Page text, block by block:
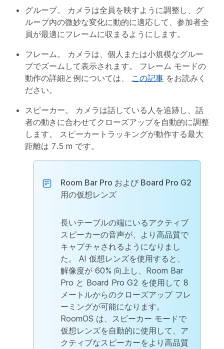
グループ。 カメラは全員を映すように調整し、グ
ループ内の微妙な変化に動的に適応して、参加者全
員が最適にフレームに収まるようにします。
フレーム。 カメラは、個人または小規模なグルー
プでズームして表示されます。 フレーム モードの
動作の詳細と例については、 この記事 をお読みく
ださい。
スピーカー。 カメラは話している人を追跡し、話
者の動きに合わせてクローズアップを自動的に調整
します。 スピーカートラッキングが動作する最大
距離は 7.5 m です。
Room Bar Pro および Board Pro G2
用の仮想レンズ
長いテーブルの端にいるアクティブ
スピーカーの音声が、より高品質で
キャプチャされるようになりまし
た。 AI 仮想レンズを使用すると、
解像度が 60% 向上し、Room Bar
Pro と Board Pro G2 を使用して 8
メートルからのクローズアップ フレ
ーミングが可能になります。
RoomOS は、スピーカー モードで
仮想レンズを自動的に使用して、ア
クティブなスピーカーをより高品質